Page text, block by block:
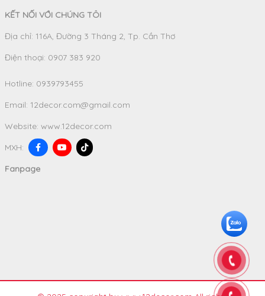
KẾT NỐI VỚI CHÚNG TÔI
Địa chỉ: 116A, Đường 3 Tháng 2, Tp. Cần Thơ
Điện thoại: 0907 383 920
Hotline: 0939793455
Email: 12decor.com@gmail.com
Website: www.12decor.com
MXH:
Fanpage